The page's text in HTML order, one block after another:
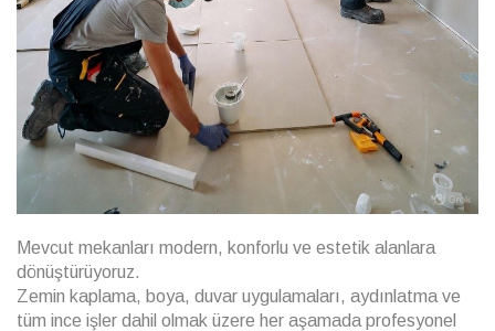
Mevcut mekanları modern, konforlu ve estetik alanlara
dönüştürüyoruz.
Zemin kaplama, boya, duvar uygulamaları, aydınlatma ve
tüm ince işler dahil olmak üzere her aşamada profesyonel